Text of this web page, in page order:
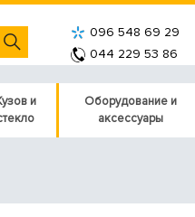
096 548 69 29
044 229 53 86
и
Оборудование и
аксессуары